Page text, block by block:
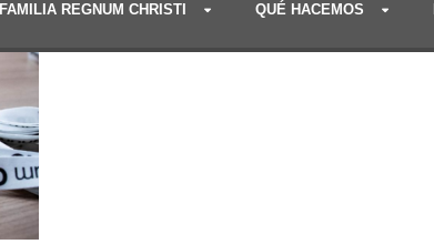
FAMILIA REGNUM CHRISTI QUÉ HACEMOS